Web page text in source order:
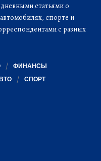
статьями о
спорте и
с разных
ФИНАНСЫ
СПОРТ